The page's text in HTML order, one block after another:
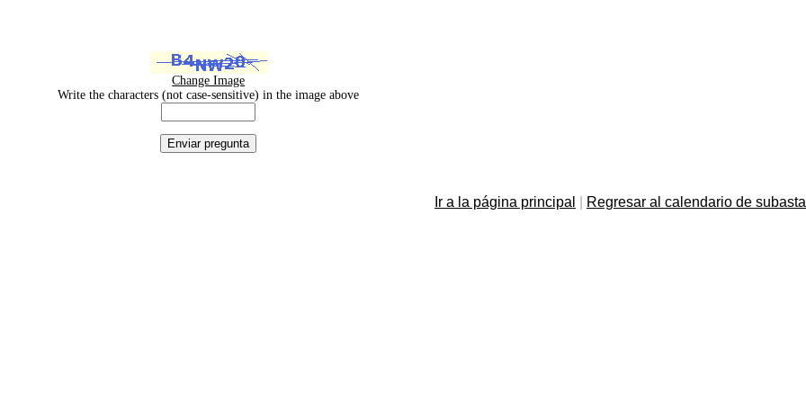
Change Image
Write the characters (not case-sensitive) in the image above
Ir a la página principal Regresar al calendario de